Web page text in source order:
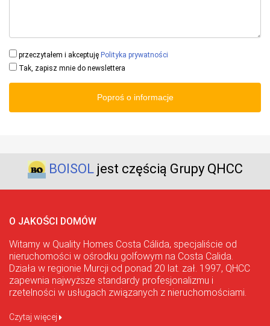
przeczytałem i akceptuję Polityka prywatności
Tak, zapisz mnie do newslettera
Poproś o informacje
BOISOLjest częścią Grupy QHCC
O JAKOŚCI DOMÓW
Witamy w Quality Homes Costa Cálida, specjaliście od
nieruchomości w ośrodku golfowym na Costa Calida.
Działa w regionie Murcji od ponad 20 lat. zał. 1997, QHCC
zapewnia najwyższe standardy profesjonalizmu i
rzetelności w usługach związanych z nieruchomościami.
Czytaj więcej